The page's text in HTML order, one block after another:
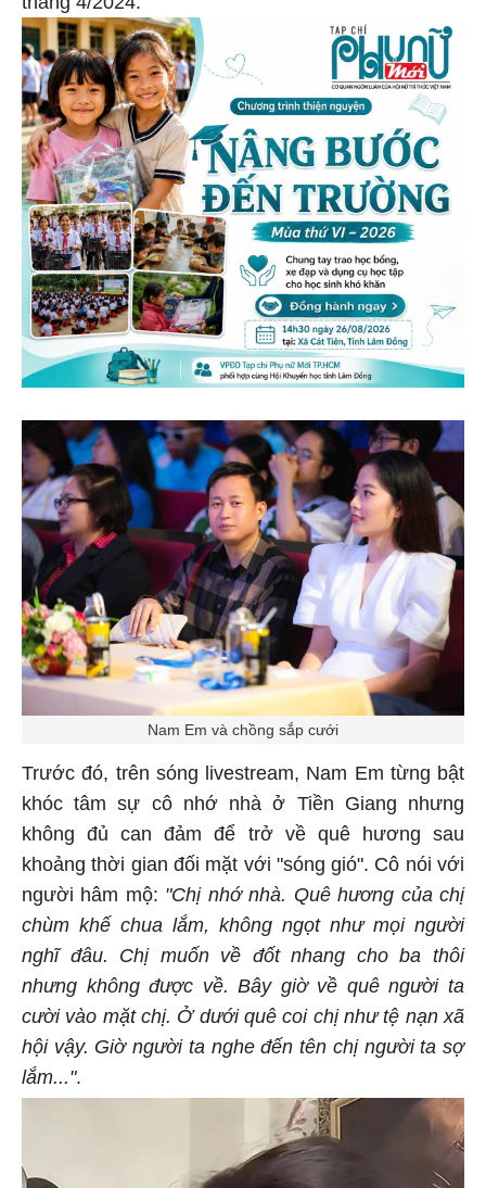
Nam Em và chồng sắp cưới
Trước đó, trên sóng livestream, Nam Em từng bật
khóc tâm sự cô nhớ nhà ở Tiền Giang nhưng
không đủ can đảm để trở về quê hương sau
khoảng thời gian đối mặt với "sóng gió". Cô nói với
người hâm mộ: "Chị nhớ nhà. Quê hương của chị
chùm khế chua lắm, không ngọt như mọi người
nghĩ đâu. Chị muốn về đốt nhang cho ba thôi
nhưng không được về. Bây giờ về quê người ta
cười vào mặt chị. Ở dưới quê coi chị như tệ nạn xã
hội vậy. Giờ người ta nghe đến tên chị người ta sợ
lắm...".